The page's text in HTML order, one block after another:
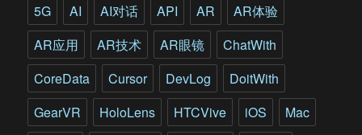
当
前
VR
的
核
心
用
户
5G AI AI对话 API AR
AR体验
AR应用
AR技术 AR眼镜
ChatWith
CoreData
Cursor DevLog
DoitWith
GearVR
HoloLens HTCVive iOS
Mac